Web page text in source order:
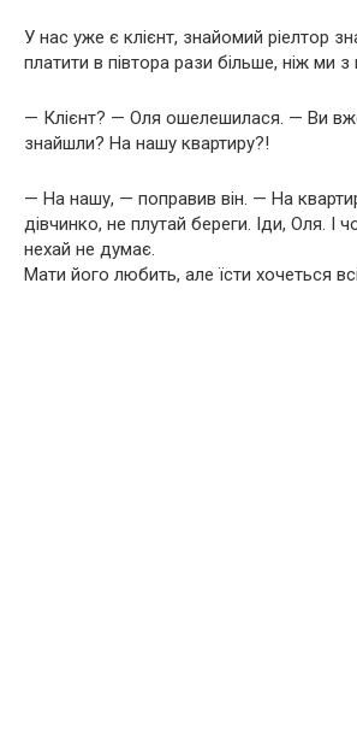
У нас уже є клієнт, знайомий ріелтор
платити в півтора рази більше, ніж ми
— Клієнт? — Оля ошелешилася. — Ви
знайшли? На нашу квартиру?!
— На нашу, — поправив він. — На
дівчинко, не плутай береги. Іди, Оля. І
нехай не думає.
Мати його любить, але їсти хочеться